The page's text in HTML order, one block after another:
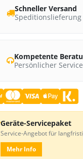
Schneller Versand
Speditionslieferung
Kompetente
Persönlicher Service
Geräte-Servicepaket
Service-Angebot für
Mehr Info